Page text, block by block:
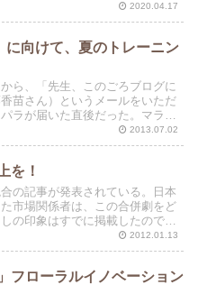
2020.04.17
に向けて、夏のトレーニン
ら、「先生、このごろブログに
苗さん）というメールをいただ
ラが届いた直後だった。マラソ
に出ていないからであ...2013.07.02
を！
の記事が発表されている。日本
市場関係者は、この合併劇をど
の印象はすでに掲載したので、
原則を述べておきたい...2012.01.13
フローラルイノベーション